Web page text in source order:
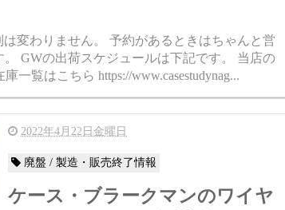
変わりません。 予約があるときはちゃんと営
GWの出荷スケジュールは下記です。 当店の
覧はこちら https://www.casestudynag...
2022年4月22日金曜日
廃盤 / 製造・販売終了情報
ケース・ブラークマンのワイヤ